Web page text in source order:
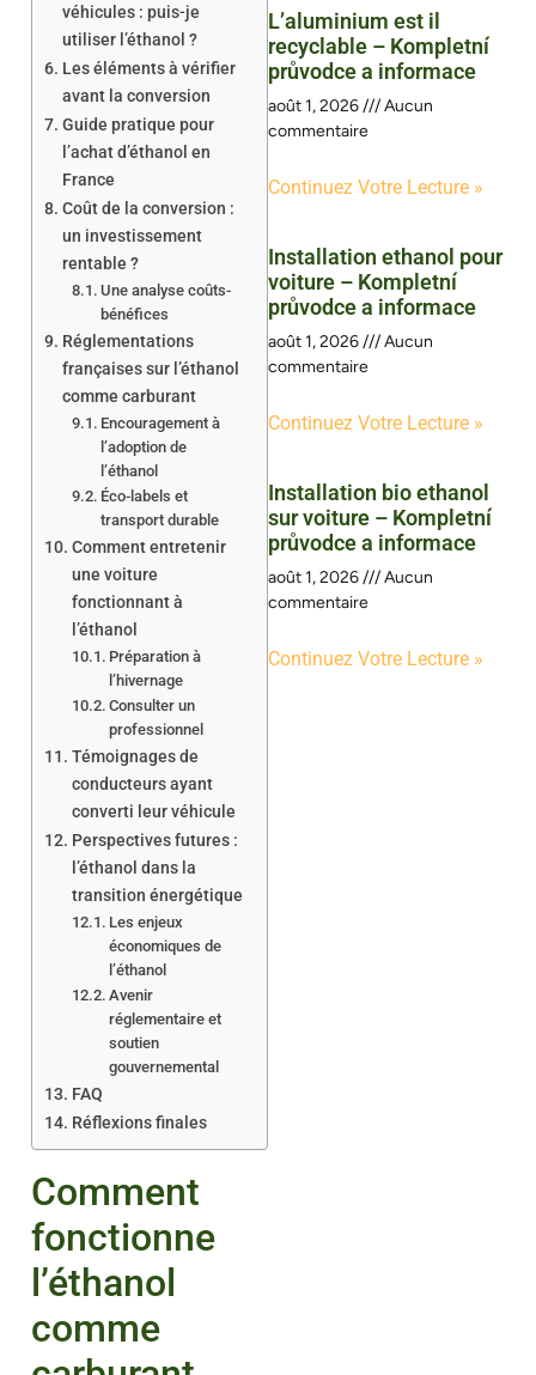
véhicules : puis-je
utiliser l’éthanol ?
Les éléments à vérifier
avant la conversion
Guide pratique pour
l’achat d’éthanol en
France
Coût de la conversion :
un investissement
rentable ?
Une analyse coûts-
bénéfices
Réglementations
françaises sur l’éthanol
comme carburant
Encouragement à
l’adoption de
l’éthanol
Éco-labels et
transport durable
Comment entretenir
une voiture
fonctionnant à
l’éthanol
Préparation à
l’hivernage
Consulter un
professionnel
Témoignages de
conducteurs ayant
converti leur véhicule
Perspectives futures :
l’éthanol dans la
transition énergétique
Les enjeux
économiques de
l’éthanol
Avenir
réglementaire et
soutien
gouvernemental
FAQ
Réflexions finales
Comment
fonctionne
l’éthanol
comme
L’aluminium est il
recyclable – Kompletní
průvodce a informace
août 1, 2026
Aucun
commentaire
Continuez Votre Lecture »
Installation ethanol pour
voiture – Kompletní
průvodce a informace
août 1, 2026
Aucun
commentaire
Continuez Votre Lecture »
Installation bio ethanol
sur voiture – Kompletní
průvodce a informace
août 1, 2026
Aucun
commentaire
Continuez Votre Lecture »